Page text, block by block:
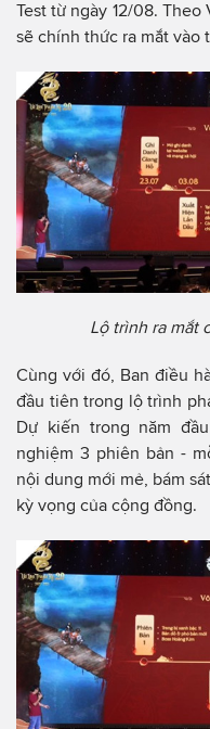
Test từ ngày 12/08. Theo
sẽ chính thức ra mắt vào
Lộ trình ra mắt
Cùng với đó, Ban điều
đầu tiên trong lộ trình
Dự kiến trong năm
nghiệm 3 phiên bản -
nội dung mới mẻ, bám
kỳ vọng của cộng đồng.